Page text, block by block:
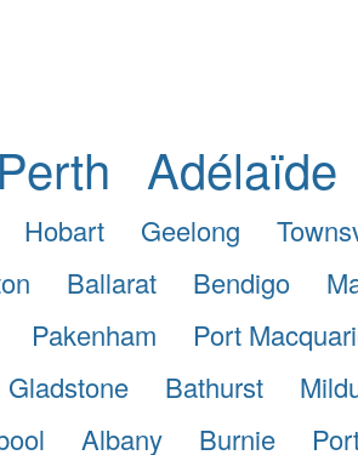
Perth Adélaïde
Hobart Geelong
Ballarat Bendigo
Pakenham Port
Gladstone Bathurst
Albany Burnie